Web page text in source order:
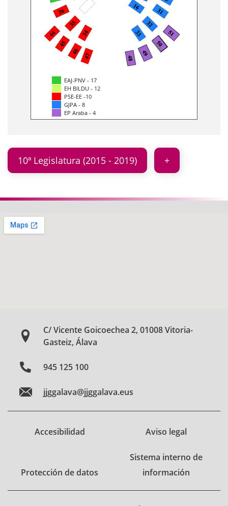
EAJ-PNV - 17
EH BILDU - 12
PSE-EE -10
GJPA - 8
EP Araba - 4
10ª Legislatura (2015 - 2019)
C/ Vicente Goicoechea 2, 01008 Vitoria-
Gasteiz, Álava
945 125 100
jjggalava@jjggalava.eus
Accesibilidad Aviso legal
Protección de datos
Sistema interno de
información